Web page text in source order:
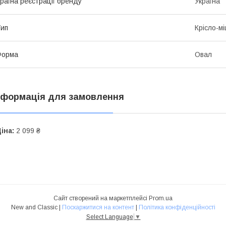
Крісло-
Овал
для замовлення
2 099 ₴
Сайт створений на маркетплейсі Prom.ua
New and Classic | Поскаржитися на контент | Політика конфіденційності
Select Language ▼